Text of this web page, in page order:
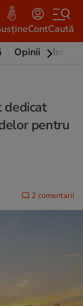
ContCaută
Opinii
dedicat
pentru
2 comentarii